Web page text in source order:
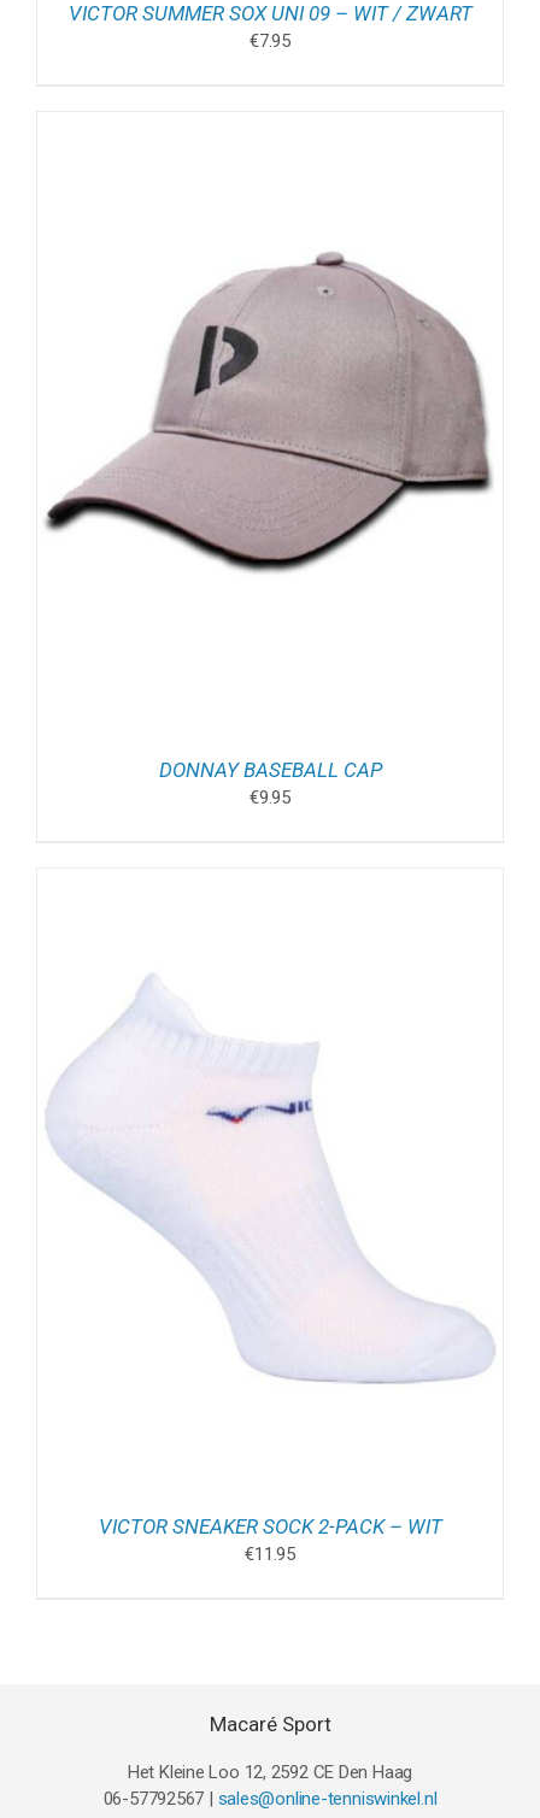
VICTOR SUMMER SOX UNI 09 – WIT / ZWART
€7.95
DONNAY BASEBALL CAP
€9.95
VICTOR SNEAKER SOCK 2-PACK – WIT
€11.95
Macaré Sport
Het Kleine Loo 12, 2592 CE Den Haag
06-57792567 | sales@online-tenniswinkel.nl